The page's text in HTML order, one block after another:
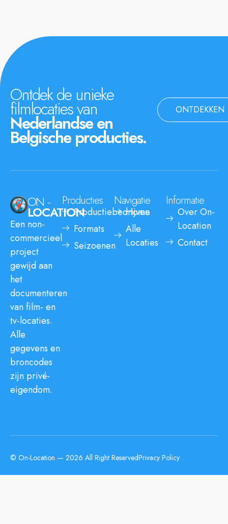
Ontdek de unieke
filmlocaties van
Nederlandse en
Belgische producties.
ONTDEKKEN
ON -
LOCATION
Een non-
commercieel
project
gewijd aan
het
documenteren
van film- en
tv-locaties.
Alle
gegevens en
broncodes
zijn privé-
eigendom.
Producties
Productiebedrijven
Formats
Seizoenen
Navigatie
Home
Alle
Locaties
Informatie
Over On-
Location
Contact
© On-Location — 2026 All Right ReservedPrivacy Policy